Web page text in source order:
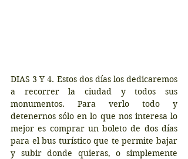
DIAS 3 Y 4. Estos dos días los dedicaremos
a recorrer la ciudad y todos sus
monumentos. Para verlo todo y
detenernos sólo en lo que nos interesa lo
mejor es comprar un boleto de dos días
para el bus turístico que te permite bajar
y subir donde quieras, o simplemente